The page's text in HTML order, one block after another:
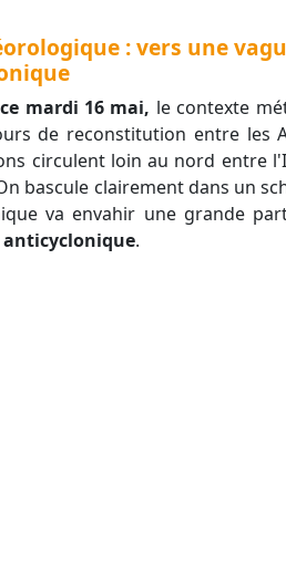
: vers une
mardi 16 mai, le contexte
de reconstitution entre les
circulent loin au nord
bascule clairement dans un
va envahir une grande
anticyclonique.